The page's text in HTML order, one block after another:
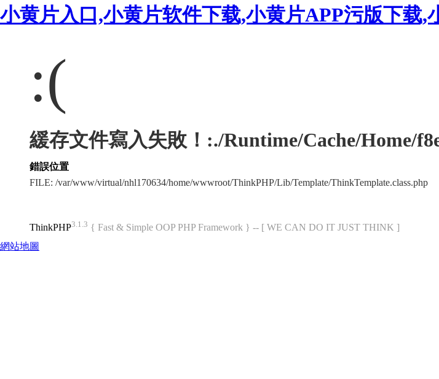
小黄片入口,小黄片软件下载,小黄片APP污版下载,
:(
緩存文件寫入失敗！:./Runtime/Cache/Home/
錯誤位置
FILE: /var/www/virtual/nhl170634/home/wwwroot/ThinkPHP/Lib/Template/
ThinkPHP3.1.3 { Fast & Simple OOP PHP Framework } -- [ WE CAN DO IT JUST THINK ]
網站地圖